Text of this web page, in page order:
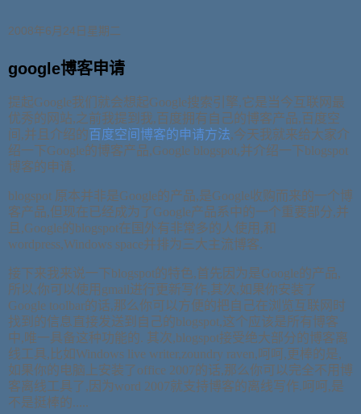
2008年6月24日星期二
google博客申请
提起Google我们就会想起Google搜索引擎,它是当今互联网最
优秀的网站,之前我提到我,百度拥有自己的博客产品,百度空
间,并且介绍的 百度空间博客的申请方法,今天我就来给大家介
绍一下Google的博客产品,Google blogspot,并介绍一下blogspot
博客的申请.
blogspot 原本并非是Google的产品,是Google收购而来的一个博
客产品,但现在已经成为了Google产品系中的一个重要部分,并
且,Google的blogspot在国外有非常多的人使用,和
wordpress,Windows space并排为三大主流博客.
接下来我来说一下blogspot的特色,首先因为是Google的产品,
所以,你可以使用gmail进行更新写作,其次,如果你安装了
Google toolbar的话,那么你可以方便的把自己在浏览互联网时
找到的信息直接发送到自己的blogspot,这个应该是所有博客
中,唯一具备这种功能的. 其次,blogspot接受绝大部分的博客离
线工具,比如Windows live writer,zoundry raven,呵呵,更棒的是,
如果你的电脑上安装了office 2007的话,那么你可以完全不用博
客离线工具了,因为word 2007就支持博客的离线写作.呵呵,是
不是挺棒的.....